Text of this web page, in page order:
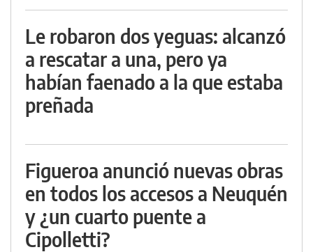
Le robaron dos yeguas: alcanzó
a rescatar a una, pero ya
habían faenado a la que estaba
preñada
Figueroa anunció nuevas obras
en todos los accesos a Neuquén
y ¿un cuarto puente a
Cipolletti?